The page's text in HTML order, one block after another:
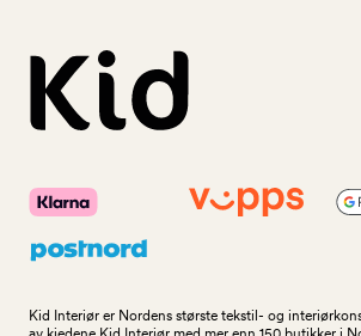
Kid Interiør er Nordens største tekstil- og